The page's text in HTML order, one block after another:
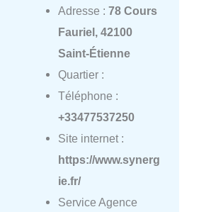
Adresse : 78 Cours
Fauriel, 42100
Saint-Étienne
Quartier :
Téléphone :
+33477537250
Site internet :
https://www.synerg
ie.fr/
Service Agence